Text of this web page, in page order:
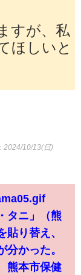
すが、私
ほしいと
：2024/10/13(日)
タニ」（熊
貼り替え、
分かった。
熊本市保健